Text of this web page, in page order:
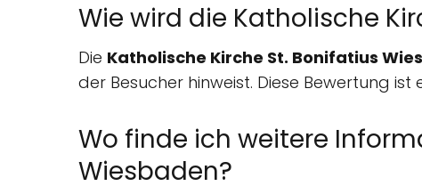
Wie wird die Katholische
Die Katholische Kirche St. Bonifatius
der Besucher hinweist. Diese Bewertung
Wo finde ich weitere
Wiesbaden?